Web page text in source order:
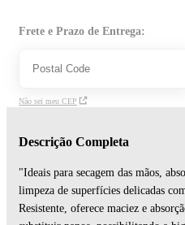
Frete e Prazo de Entrega:
Não sei meu CEP
Descrição Completa
"Ideais para secagem das mãos,
limpeza de superfícies delicadas
Resistente, oferece maciez e